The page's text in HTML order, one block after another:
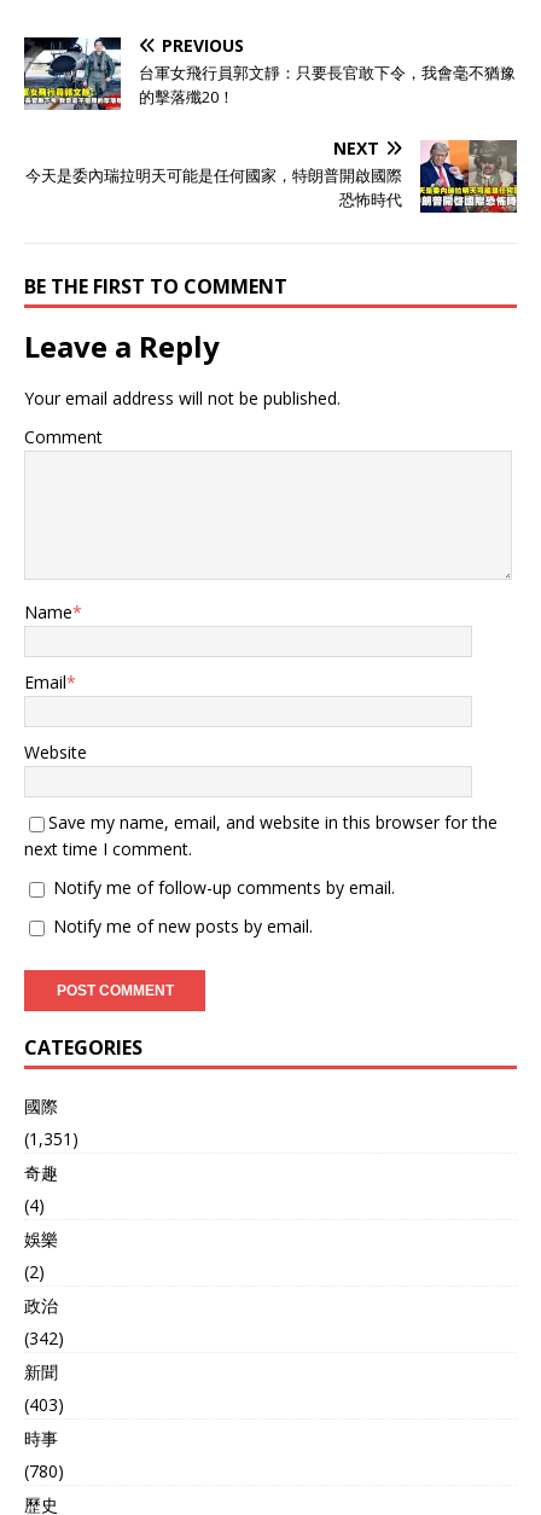
PREVIOUS
台軍女飛行員郭文靜：只要長官敢下令，我會毫不猶豫
的擊落殲20！
NEXT
今天是委內瑞拉明天可能是任何國家，特朗普開啟國際
恐怖時代
BE THE FIRST TO COMMENT
Leave a Reply
Your email address will not be published.
Comment
Name*
Email*
Website
Save my name, email, and website in this browser for the
next time I comment.
Notify me of follow-up comments by email.
Notify me of new posts by email.
CATEGORIES
國際
(1,351)
奇趣
(4)
娛樂
(2)
政治
(342)
新聞
(403)
時事
(780)
歷史